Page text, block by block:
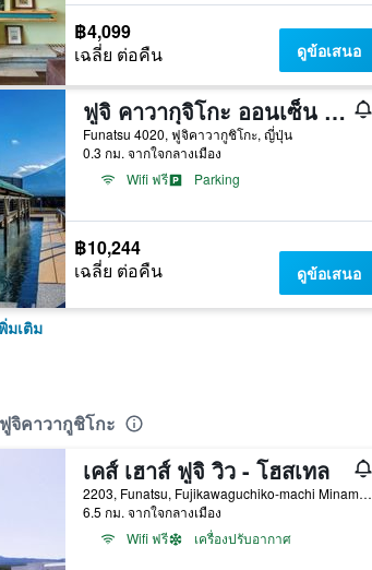
฿4,099
เฉลี่ย ต่อคืน ดูข้อเสนอ
ฟูจิ คาวากุจิโกะ ออนเซ็น โคนันโซ
Funatsu 4020, ฟูจิคาวากูชิโกะ, ญี่ปุ่น
0.3 กม. จากใจกลางเมือง
Wifi ฟรี
Parking
฿10,244
เฉลี่ย ต่อคืน ดูข้อเสนอ
มเติม
จิคาวากูชิโกะ
เคส์ เฮาส์ ฟูจิ วิว - โฮสเทล
2203, Funatsu, Fujikawaguchiko-machi Minamitsuru-gun, ฟูจิคาวากูชิโกะ, ญี่ปุ่น
6.5 กม. จากใจกลางเมือง
Wifi ฟรี
เครื่องปรับอากาศ